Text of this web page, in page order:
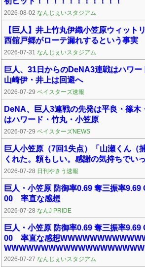
2026-08-02 なんじぇいスタジアム
【巨人】井上竹丸伊織小笠原ウィット
西舘戸郷がローテ漏れするという事実
2026-07-31 なんじぇいスタジアム
巨人、31日からのDeNA3連戦はハワ
山崎伊・井上は回避へ
2026-07-29 ベイスターズ速報
DeNA、巨人3連戦の先発は平良・篠木
はハワード・竹丸・小笠原
2026-07-29 ベイスターズNEWS
巨人小笠原（7回1失点）「山瀬くん（
くれた。頼もしい。感謝の気持ちでいっ
2026-07-28 日刊やきう速報
巨人・小笠原 防御率0.69 奪三振率
00 率直な感想
2026-07-28 なんJ PRIDE
巨人・小笠原 防御率0.69 奪三振率
00 率直な感想
WWWWWWWWWWWWWWWWWWW
2026-07-27 なんじぇいスタジアム